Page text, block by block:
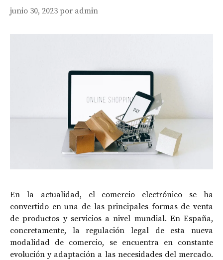
junio 30, 2023 por admin
En la actualidad, el comercio electrónico se ha
convertido en una de las principales formas de venta
de productos y servicios a nivel mundial. En España,
concretamente, la regulación legal de esta nueva
modalidad de comercio, se encuentra en constante
evolución y adaptación a las necesidades del mercado.